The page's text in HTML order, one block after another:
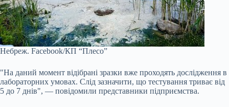
Небреж. Facebook/КП “Плесо”
"На даний момент відібрані зразки вже проходять дослідження в
лабораторних умовах. Слід зазначити, що тестування триває від
5 до 7 днів", — повідомили представники підприємства.